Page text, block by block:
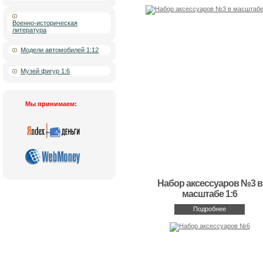
Военно-историческая
литература
Модели автомобилей 1:12
Музей фигур 1:6
Мы принимаем:
Набор аксессуаров №3 в
масштабе 1:6
Подробнее